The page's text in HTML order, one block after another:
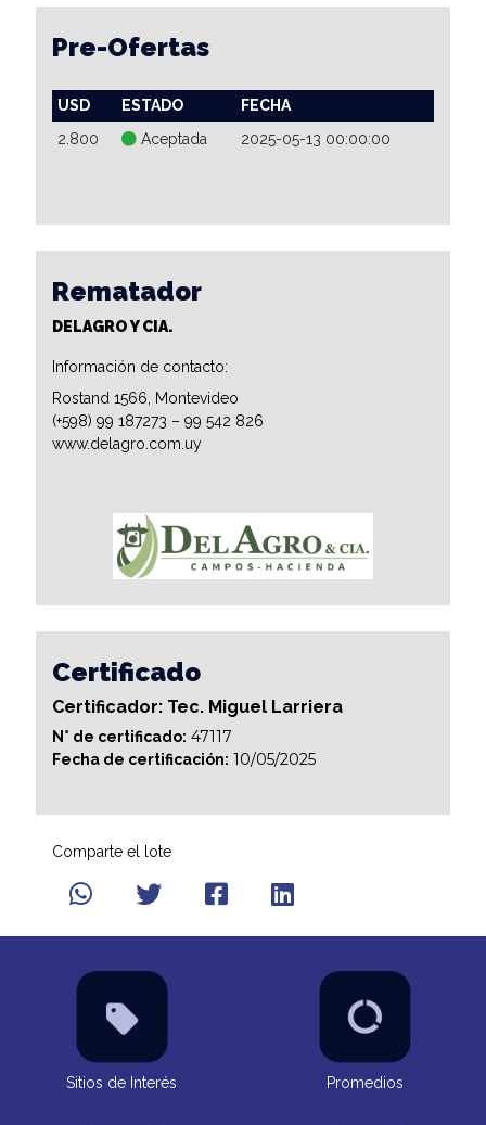
Pre-Ofertas
USD ESTADO
FECHA
2.800
Aceptada 2025-05-13 00:00:00
Rematador
DELAGRO Y CIA.
Información de contacto:
Rostand 1566, Montevideo
(+598) 99 187273 – 99 542 826
www.delagro.com.uy
Certificado
Certificador: Tec. Miguel Larriera
N° de certificado: 47117
Fecha de certificación: 10/05/2025
Comparte el lote
Sitios de Interés Promedios